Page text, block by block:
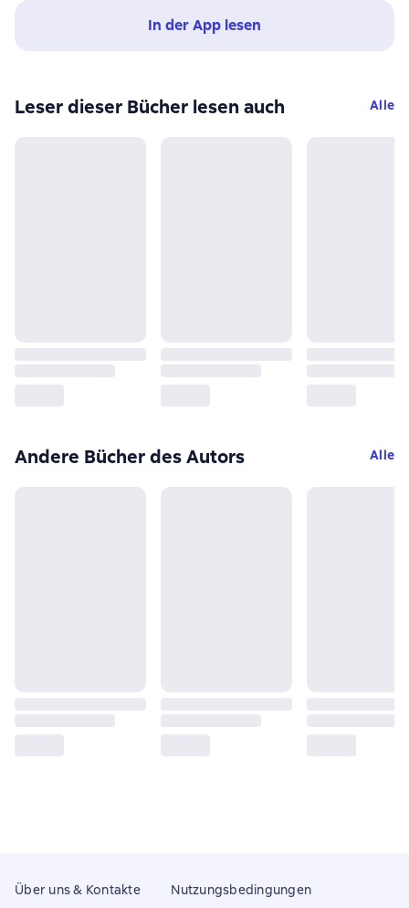
In der App lesen
Leser dieser Bücher lesen auch Alle
Andere Bücher des Autors Alle
Über uns & Kontakte Nutzungsbedingungen